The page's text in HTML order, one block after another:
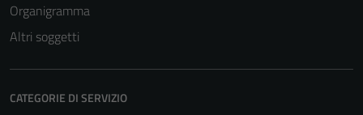
Organigramma
Altri soggetti
CATEGORIE DI SERVIZIO